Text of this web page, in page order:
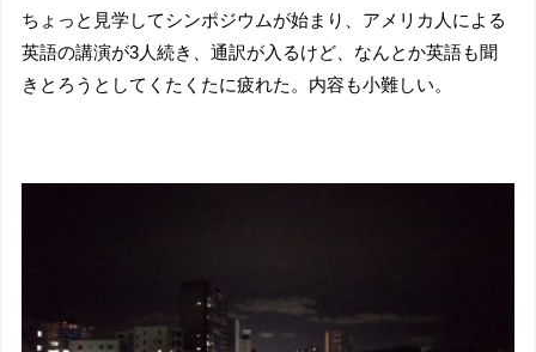
ちょっと見学してシンポジウムが始まり、アメリカ人による
英語の講演が3人続き、通訳が入るけど、なんとか英語も聞
きとろうとしてくたくたに疲れた。内容も小難しい。